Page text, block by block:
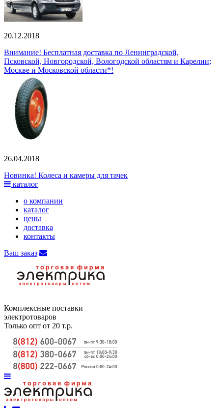
20.12.2018
Внимание! Бесплатная доставка по Ленинградской,
Псковской, Новгородской, Вологодской областям и Карелии;
Москве и Московской области*!
26.04.2018
Новинка! Колеса и камеры для тачек
каталог
о компании
каталог
цены
доставка
контакты
Ваш заказ
Комплексные поставки
электротоваров
Только опт от 20 т.р.